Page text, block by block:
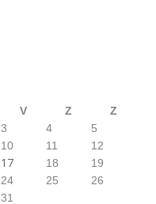
V Z
Z
3 4
5
10 11
12
17 18
19
24 25
26
31